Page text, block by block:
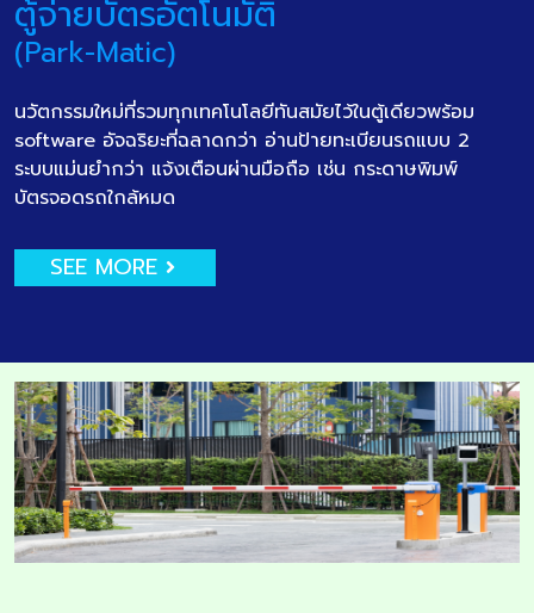
ตู้จ่ายบัตรอัตโนมัติ
(Park-Matic)
นวัตกรรมใหม่ที่รวมทุกเทคโนโลยีทันสมัยไว้ในตู้เดียวพร้อม
software อัจฉริยะที่ฉลาดกว่า อ่านป้ายทะเบียนรถแบบ 2
ระบบแม่นยำกว่า แจ้งเตือนผ่านมือถือ เช่น กระดาษพิมพ์
บัตรจอดรถใกล้หมด
SEE MORE